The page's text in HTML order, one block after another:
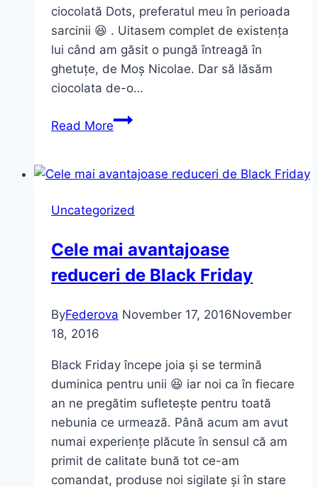
ciocolată Dots, preferatul meu în perioada
sarcinii 😆 . Uitasem complet de existența
lui când am găsit o pungă întreagă în
ghetuțe, de Moș Nicolae. Dar să lăsăm
ciocolata de-o…
Read MoreBlack
Uncategorized
Cele mai avantajoase
reduceri de Black Friday
ByFederova November 17, 2016November
18, 2016
Black Friday începe joia și se termină
duminica pentru unii 😆 iar noi ca în fiecare
an ne pregătim sufletește pentru toată
nebunia ce urmează. Până acum am avut
numai experiențe plăcute în sensul că am
primit de calitate bună tot ce-am
comandat, produse noi sigilate și în stare